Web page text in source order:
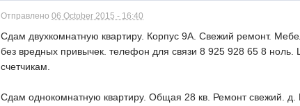
Отправлено06 October 2015 - 16:40
Сдам двухкомнатную квартиру. Корпус 9А. Свежий ремонт.
без вредных привычек. телефон для связи 8 925 928 65 8
счетчикам.
Сдам однокомнатную квартиру. Общая 28 кв. Ремонт свежий.